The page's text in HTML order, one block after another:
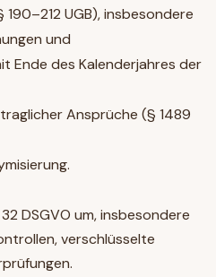
UGB), insbesondere
und
Ende des Kalenderjahres der
Ansprüche (§ 1489
DSGVO um, insbesondere
verschlüsselte